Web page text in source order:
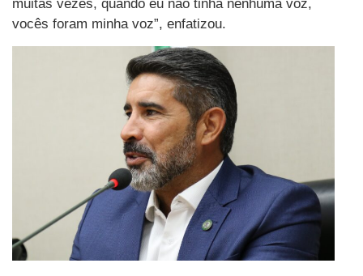
muitas vezes, quando eu não tinha nenhuma voz,
vocês foram minha voz”, enfatizou.